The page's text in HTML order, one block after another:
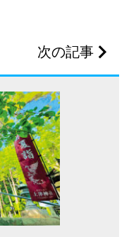
次の記事